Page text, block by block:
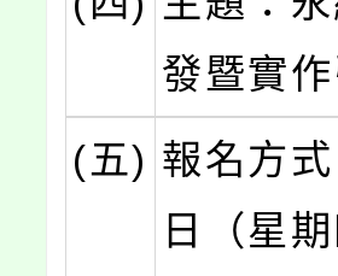
發暨實
(五) 報名方
日（星